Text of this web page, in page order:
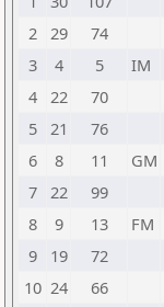
2 29 74
3
4 5 IM
4 22 70
5 21 76
6
8 11 GM
7 22 99
8
9 13 FM
9
19 72
10 24 66